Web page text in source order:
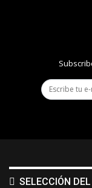
SELECCIÓN